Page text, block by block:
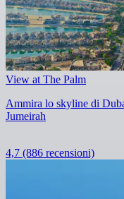
View at The Palm
Ammira lo skyline di
Jumeirah
4,7 (886 recensioni)